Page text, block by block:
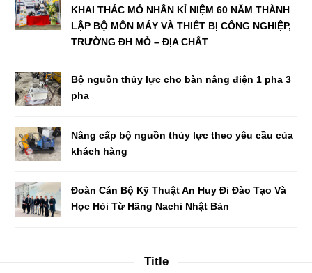
KHAI THÁC MỎ NHÂN KỈ NIỆM 60 NĂM THÀNH
LẬP BỘ MÔN MÁY VÀ THIẾT BỊ CÔNG NGHIỆP,
TRƯỜNG ĐH MỎ – ĐỊA CHẤT
Bộ nguồn thủy lực cho bàn nâng điện 1 pha 3
pha
Nâng cấp bộ nguồn thủy lực theo yêu cầu của
khách hàng
Đoàn Cán Bộ Kỹ Thuật An Huy Đi Đào Tạo Và
Học Hỏi Từ Hãng Nachi Nhật Bản
Title